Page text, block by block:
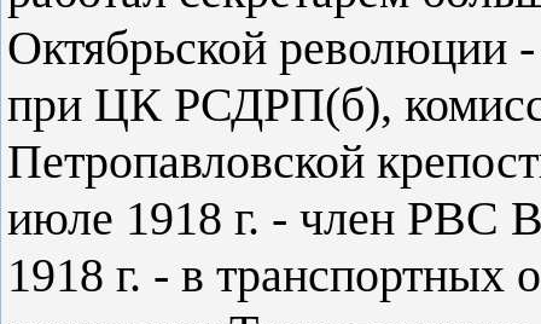
Октябрьской революции
при ЦК РСДРП(б),
Петропавловской
июле 1918 г. - член РВС
1918 г. - в